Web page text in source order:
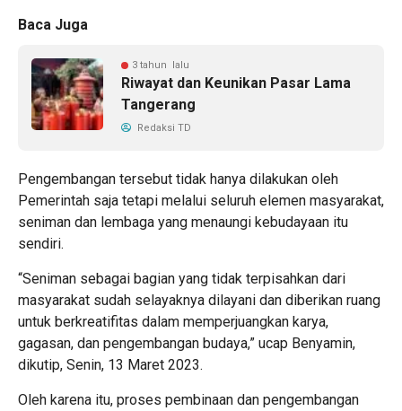
Baca Juga
3 tahun lalu
Riwayat dan Keunikan Pasar Lama
Tangerang
Redaksi TD
Pengembangan tersebut tidak hanya dilakukan oleh
Pemerintah saja tetapi melalui seluruh elemen masyarakat,
seniman dan lembaga yang menaungi kebudayaan itu
sendiri.
“Seniman sebagai bagian yang tidak terpisahkan dari
masyarakat sudah selayaknya dilayani dan diberikan ruang
untuk berkreatifitas dalam memperjuangkan karya,
gagasan, dan pengembangan budaya,” ucap Benyamin,
dikutip, Senin, 13 Maret 2023.
Oleh karena itu, proses pembinaan dan pengembangan